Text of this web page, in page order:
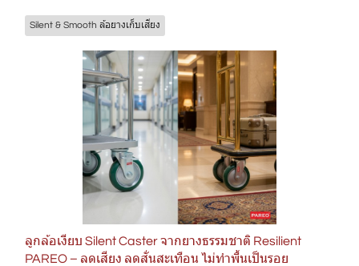
Silent & Smooth ล้อยางเก็บเสียง
ลูกล้อเงียบ Silent Caster จากยางธรรมชาติ Resilient
PAREO – ลดเสียง ลดสั่นสะเทือน ไม่ทำพื้นเป็นรอย